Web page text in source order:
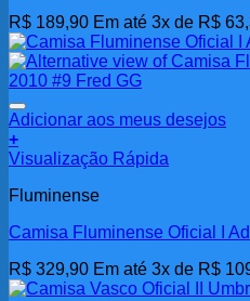
R$ 189,90 Em até 3x de R$
Adicionar aos meus desejos
+
Visualização Rápida
Fluminense
Camisa Fluminense Oficial I
R$ 329,90 Em até 3x de R$